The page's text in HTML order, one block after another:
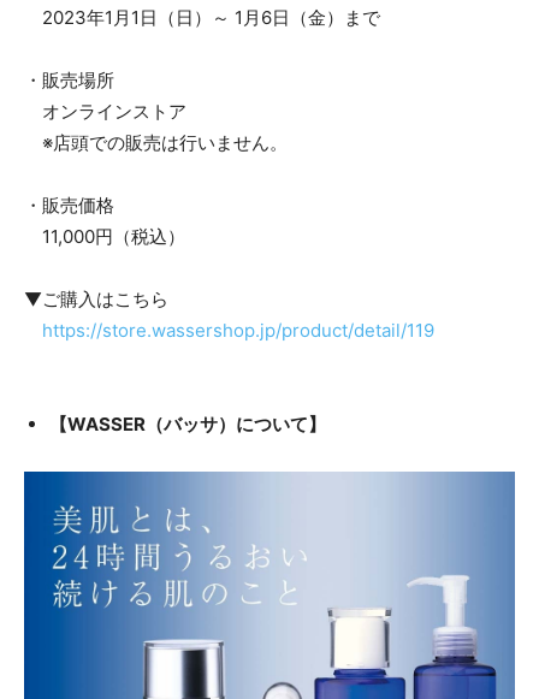
2023年1月1日（日）～ 1月6日（金）まで
・販売場所
オンラインストア
※店頭での販売は行いません。
・販売価格
11,000円（税込）
▼ご購入はこちら
https://store.wassershop.jp/product/detail/119
【WASSER（バッサ）について】